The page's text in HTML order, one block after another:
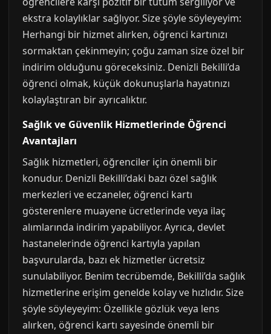
ekstra kolaylıklar sağlıyor. Size şöyle söyleyeyim:
Herhangi bir hizmet alırken, öğrenci kartınızı
sormaktan çekinmeyin; çoğu zaman size özel bir
indirim olduğunu göreceksiniz. Denizli Bekilli’da
öğrenci olmak, küçük dokunuşlarla hayatınızı
kolaylaştıran bir ayrıcalıktır.
Sağlık ve Güvenlik Hizmetlerinde Öğrenci
Avantajları
Sağlık hizmetleri, öğrenciler için önemli bir
konudur. Denizli Bekilli’daki bazı özel sağlık
merkezleri ve eczaneler, öğrenci kartı
gösterenlere muayene ücretlerinde veya ilaç
alımlarında indirim yapabiliyor. Ayrıca, devlet
hastanelerinde öğrenci kartıyla yapılan
başvurularda, bazı ek hizmetler ücretsiz
sunulabiliyor. Benim tecrübemde, Bekilli’da sağlık
hizmetlerine erişim genelde kolay ve hızlıdır. Size
şöyle söyleyeyim: Özellikle gözlük veya lens
alırken, öğrenci kartı sayesinde önemli bir